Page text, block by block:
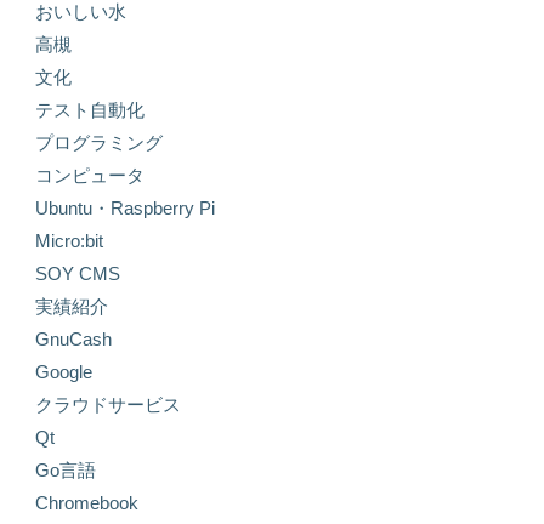
おいしい水
高槻
文化
テスト自動化
プログラミング
コンピュータ
Ubuntu・Raspberry Pi
Micro:bit
SOY CMS
実績紹介
GnuCash
Google
クラウドサービス
Qt
Go言語
Chromebook